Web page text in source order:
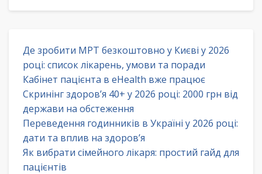
Де зробити МРТ безкоштовно у Києві у 2026
році: список лікарень, умови та поради
Кабінет пацієнта в eHealth вже працює
Скринінг здоров’я 40+ у 2026 році: 2000 грн від
держави на обстеження
Переведення годинників в Україні у 2026 році:
дати та вплив на здоров’я
Як вибрати сімейного лікаря: простий гайд для
пацієнтів